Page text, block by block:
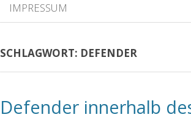
IMPRESSUM
SCHLAGWORT: DEFENDER
Defender innerhalb